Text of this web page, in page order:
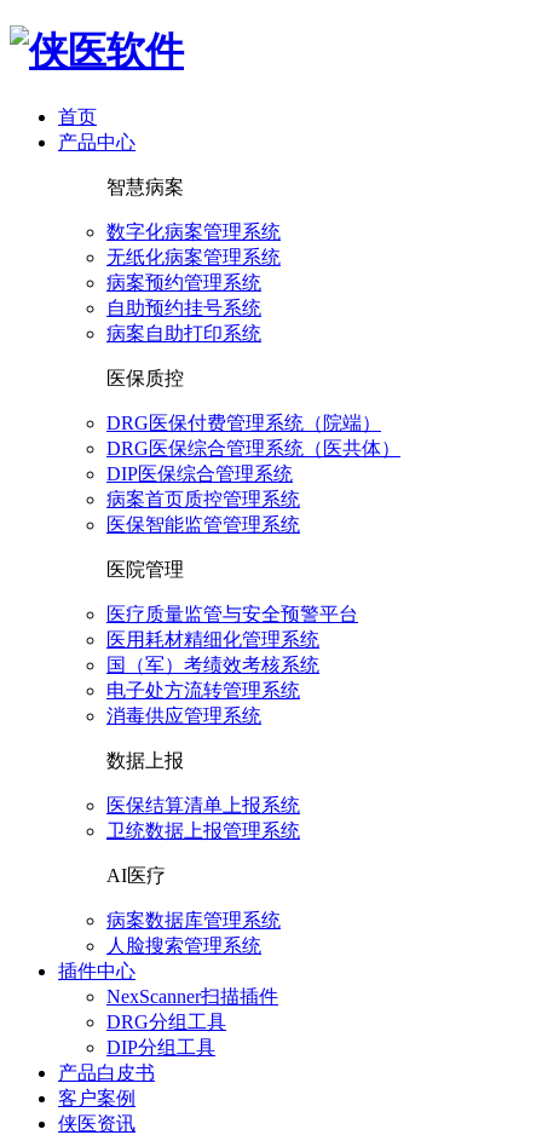
首页
产品中心
智慧病案
数字化病案管理系统
无纸化病案管理系统
病案预约管理系统
自助预约挂号系统
病案自助打印系统
医保质控
DRG医保付费管理系统（院端）
DRG医保综合管理系统（医共体）
DIP医保综合管理系统
病案首页质控管理系统
医保智能监管管理系统
医院管理
医疗质量监管与安全预警平台
医用耗材精细化管理系统
国（军）考绩效考核系统
电子处方流转管理系统
消毒供应管理系统
数据上报
医保结算清单上报系统
卫统数据上报管理系统
AI医疗
病案数据库管理系统
人脸搜索管理系统
插件中心
NexScanner扫描插件
DRG分组工具
DIP分组工具
产品白皮书
客户案例
侠医资讯